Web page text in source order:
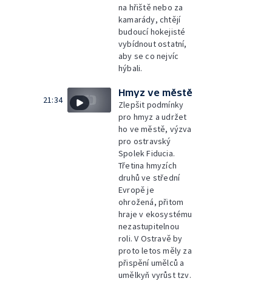
na hřiště nebo za
kamarády, chtějí
budoucí hokejisté
vybídnout ostatní,
aby se co nejvíc
hýbali.
21:34
Hmyz ve městě
Zlepšit podmínky
pro hmyz a udržet
ho ve městě, výzva
pro ostravský
Spolek Fiducia.
Třetina hmyzích
druhů ve střední
Evropě je
ohrožená, přitom
hraje v ekosystému
nezastupitelnou
roli. V Ostravě by
proto letos měly za
přispění umělců a
umělkyň vyrůst tzv.